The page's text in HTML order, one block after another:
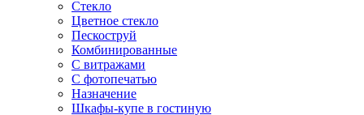
Стекло
Цветное стекло
Пескоструй
Комбинированные
С витражами
С фотопечатью
Назначение
Шкафы-купе в гостиную